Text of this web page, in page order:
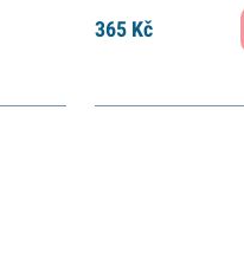
365Kč